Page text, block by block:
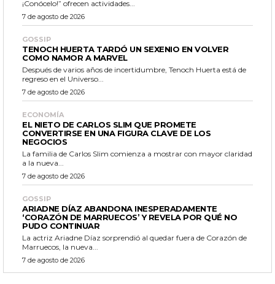
¡Conócelo!” ofrecen actividades...
7 de agosto de 2026
GOSSIP
TENOCH HUERTA TARDÓ UN SEXENIO EN VOLVER
COMO NAMOR A MARVEL
Después de varios años de incertidumbre, Tenoch Huerta está de
regreso en el Universo...
7 de agosto de 2026
ECONOMÍA
EL NIETO DE CARLOS SLIM QUE PROMETE
CONVERTIRSE EN UNA FIGURA CLAVE DE LOS
NEGOCIOS
La familia de Carlos Slim comienza a mostrar con mayor claridad
a la nueva...
7 de agosto de 2026
GOSSIP
ARIADNE DÍAZ ABANDONA INESPERADAMENTE
‘CORAZÓN DE MARRUECOS’ Y REVELA POR QUÉ NO
PUDO CONTINUAR
La actriz Ariadne Díaz sorprendió al quedar fuera de Corazón de
Marruecos, la nueva...
7 de agosto de 2026